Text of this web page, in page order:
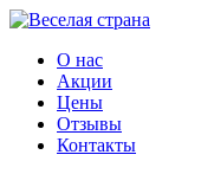
О нас
Акции
Цены
Отзывы
Контакты